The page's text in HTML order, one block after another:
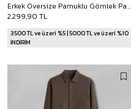
Erkek Oversize Pamuklu Gömlek Pantolon İkili Takım Kahverengi
2.299,90 TL
3500 TL ve üzeri %5 | 5000 TL ve üzeri %10
İNDİRİM